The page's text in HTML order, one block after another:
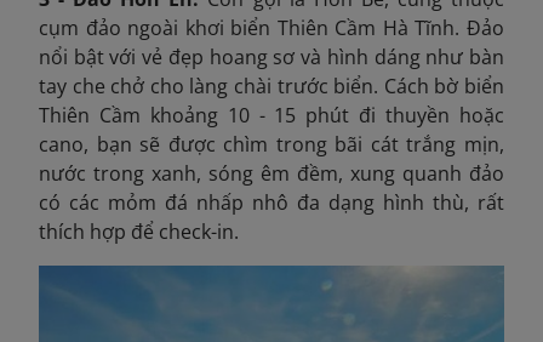
cụm đảo ngoài khơi biển Thiên Cầm Hà Tĩnh. Đảo
nổi bật với vẻ đẹp hoang sơ và hình dáng như bàn
tay che chở cho làng chài trước biển. Cách bờ biển
Thiên Cầm khoảng 10 - 15 phút đi thuyền hoặc
cano, bạn sẽ được chìm trong bãi cát trắng mịn,
nước trong xanh, sóng êm đềm, xung quanh đảo
có các mỏm đá nhấp nhô đa dạng hình thù, rất
thích hợp để check-in.